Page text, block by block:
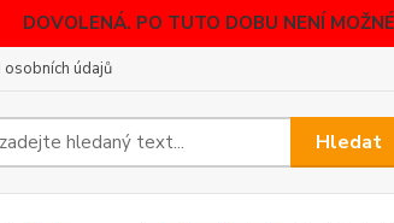
DOVOLENÁ. PO TUTO DOBU NENÍ
osobních údajů
Hledat